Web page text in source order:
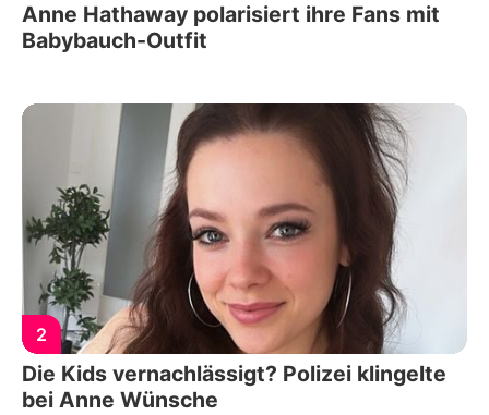
Anne Hathaway polarisiert ihre Fans mit
Babybauch-Outfit
2
Die Kids vernachlässigt? Polizei klingelte
bei Anne Wünsche